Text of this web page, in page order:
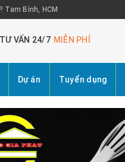
Tam Bình, HCM
TƯ VẤN 24/7 MIỄN PHÍ
Dự án Tuyển dụng